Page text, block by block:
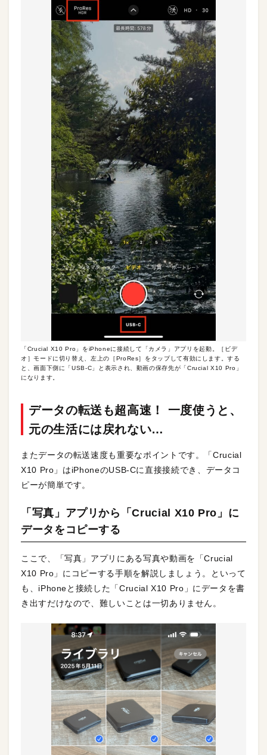
「Crucial X10 Pro」をiPhoneに接続して「カメラ」アプリを起動。［ビデ
オ］モードに切り替え、左上の［ProRes］をタップして有効にします。する
と、画面下側に「USB-C」と表示され、動画の保存先が「Crucial X10 Pro」
になります。
データの転送も超高速！ 一度使うと、
元の生活には戻れない…
またデータの転送速度も重要なポイントです。「Crucial
X10 Pro」はiPhoneのUSB-Cに直接接続でき、データコ
ピーが簡単です。
「写真」アプリから「Crucial X10 Pro」に
データをコピーする
ここで、「写真」アプリにある写真や動画を「Crucial
X10 Pro」にコピーする手順を解説しましょう。といって
も、iPhoneと接続した「Crucial X10 Pro」にデータを書
き出すだけなので、難しいことは一切ありません。